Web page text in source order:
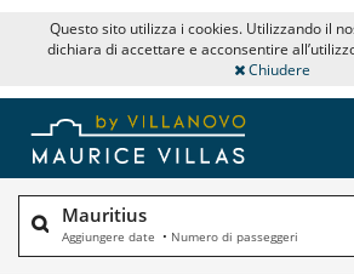
Questo sito utilizza i cookies. Utilizzando il
dichiara di accettare e acconsentire
Chiudere
Mauritius
Aggiungere date • Numero di passeggeri